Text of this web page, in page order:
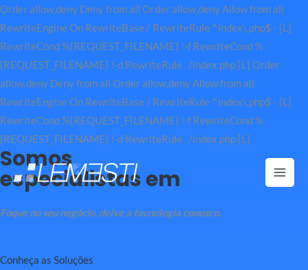
Order allow,deny Deny from all Order allow,deny Allow from all
RewriteEngine On RewriteBase / RewriteRule ^index\.php$ - [L]
RewriteCond %{REQUEST_FILENAME} !-f RewriteCond %
{REQUEST_FILENAME} !-d RewriteRule . /index.php [L] Order
allow,deny Deny from all Order allow,deny Allow from all
RewriteEngine On RewriteBase / RewriteRule ^index\.php$ - [L]
RewriteCond %{REQUEST_FILENAME} !-f RewriteCond %
{REQUEST_FILENAME} !-d RewriteRule . /index.php [L]
para
Main
Somos
especialistas em
Foque no seu negócio, deixe a tecnologia conosco.
Conheça as Soluções